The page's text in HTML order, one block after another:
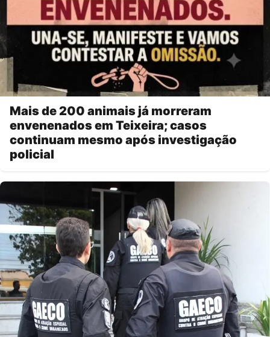
Mais de 200 animais já morreram
envenenados em Teixeira; casos
continuam mesmo após investigação
policial